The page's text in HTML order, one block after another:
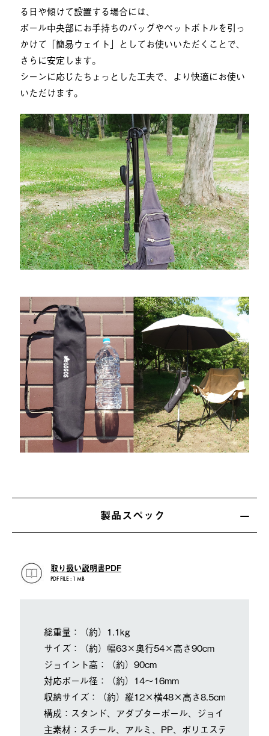
る日や傾けて設置する場合には、
ポール中央部にお手持ちのバッグやペットボトルを引っ
かけて「簡易ウェイト」としてお使いいただくことで、
さらに安定します。
シーンに応じたちょっとした工夫で、より快適にお使い
いただけます。
製品スペック
取り扱い説明書PDF
PDF FILE : 1 MB
総重量：（約）1.1kg
サイズ：（約）幅63×奥行54×高さ90cm
ジョイント高：（約）90cm
対応ポール径：（約）14～16mm
収納サイズ：（約）縦12×横48×高さ8.5cm
構成：スタンド、アダプターポール、ジョイント、収
主素材：スチール、アルミ、PP、ポリエステル